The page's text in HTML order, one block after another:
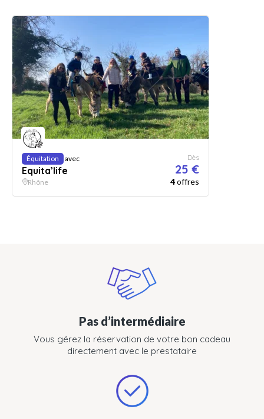
Équitation avec
Equita’life
Dès
25 €
Rhône 4offres
Pas d’intermédiaire
Vous gérez la réservation de votre bon cadeau
directement avec le prestataire